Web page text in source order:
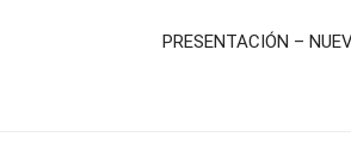
PRESENTACIÓN –